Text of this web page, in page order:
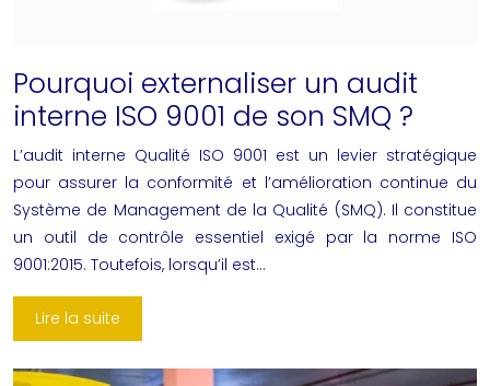
Pourquoi externaliser un audit
interne ISO 9001 de son SMQ ?
L’audit interne Qualité ISO 9001 est un levier stratégique
pour assurer la conformité et l’amélioration continue du
Système de Management de la Qualité (SMQ). Il constitue
un outil de contrôle essentiel exigé par la norme ISO
9001:2015. Toutefois, lorsqu’il est…
Lire la suite